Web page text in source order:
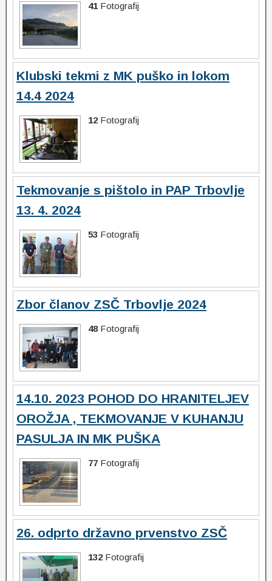
41 Fotografij
Klubski tekmi z MK puško in lokom
14.4 2024
12 Fotografij
Tekmovanje s pištolo in PAP Trbovlje
13. 4. 2024
53 Fotografij
Zbor članov ZSČ Trbovlje 2024
48 Fotografij
14.10. 2023 POHOD DO HRANITELJEV
OROŽJA , TEKMOVANJE V KUHANJU
PASULJA IN MK PUŠKA
77 Fotografij
26. odprto državno prvenstvo ZSČ
132 Fotografij